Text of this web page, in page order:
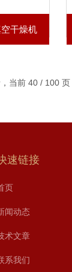
干燥机
当前 40 / 100 页
速链接
页
闻动态
术文章
系我们